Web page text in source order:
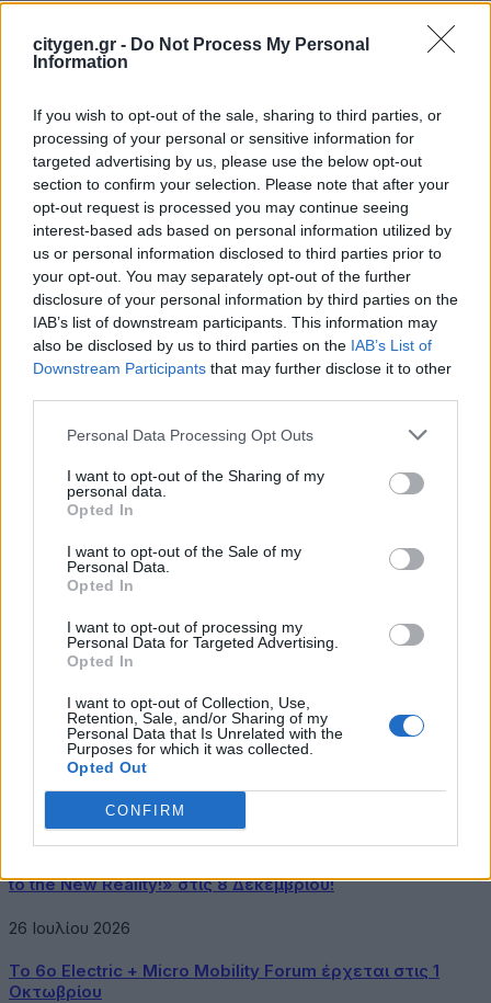
citygen.gr - Do Not Process My Personal
Information
If you wish to opt-out of the sale, sharing to third parties, or
processing of your personal or sensitive information for
targeted advertising by us, please use the below opt-out
section to confirm your selection. Please note that after your
opt-out request is processed you may continue seeing
interest-based ads based on personal information utilized by
us or personal information disclosed to third parties prior to
your opt-out. You may separately opt-out of the further
disclosure of your personal information by third parties on the
IAB’s list of downstream participants. This information may
also be disclosed by us to third parties on the IAB’s List of
Downstream Participants that may further disclose it to other
Personal Data Processing Opt Outs
I want to opt-out of the Sharing of my
personal data.
Opted In
I want to opt-out of the Sale of my
Personal Data.
Opted In
I want to opt-out of processing my
Personal Data for Targeted Advertising.
Opted In
I want to opt-out of Collection, Use,
Retention, Sale, and/or Sharing of my
Personal Data that Is Unrelated with the
Purposes for which it was collected.
Opted Out
CONFIRM
Αμερικανικό LNG: Η Κυρίαρχη Δύναμη στην
Η επίσκεψη του Αμερικανού αξιωματούχου υπογραμμίζει
την ισχυρήενεργειακή συνεργασία ΕΕ-ΗΠΑκαι την
αδιαμφισβήτητη σημασία του αμερικανικού LNG για την
ενεργειακή ασφάλεια της Ελλάδας. Από το 2018, όταν
έφτασε το πρώτο αμερικανικό φορτίο, η Ρεβυθούσα έχει
υποδεχθεί σχεδόν 150 αποστολές από τις Ηνωμένες
Πολιτείες. Σήμερα, οι ΗΠΑ καλύπτουν περίπου το 80%
των εισαγωγών LNG της Ελλάδας και περισσότερο από
το ένα τρίτο (35%) του συνόλου του φυσικού αερίου που
εισέρχεται στη χώρα. Μόνο τους πρώτους οκτώ μήνες του
έτους, ο σταθμός υποδέχθηκε 30 δεξαμενόπλοια με
αμερικανικό LNG, ποσότητα υπερδιπλάσια σε σχέση με
την ίδια περίοδο πέρυσι, αναδεικνύοντας την αμερικανική
αγορά σε βασικό πυλώνα εφοδιασμού.
Η Ρεβυθούσα αποτελεί πλέον έναν στρατηγικό κόμβο
που θωρακίζει την Ελλάδα και την ευρύτερη περιοχή,
επιβεβαιώνοντας με τον πιο εμφατικό τρόπο πώς οι
γεωπολιτικό πλεονέκτημα και ενεργειακή
ανεξαρτησία.
Doug Burgum featured LNG ΔΕΣΦΑ Ρεβυθούσα
Σταύρος
Παπασταύρου
Λασκούδης Αθανάσιος
Σχετικά Άρθρα
to the New Reality!» στις 8 Δεκεμβρίου!
26 Ιουλίου 2026
Το 6ο Electric + Micro Mobility Forum έρχεται στις 1
Οκτωβρίου